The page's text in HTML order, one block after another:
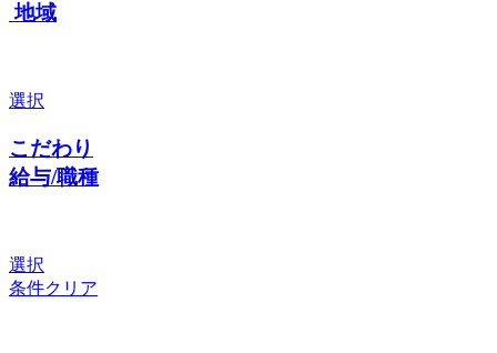
地域
選択
こだわり
給与/職種
選択
条件クリア